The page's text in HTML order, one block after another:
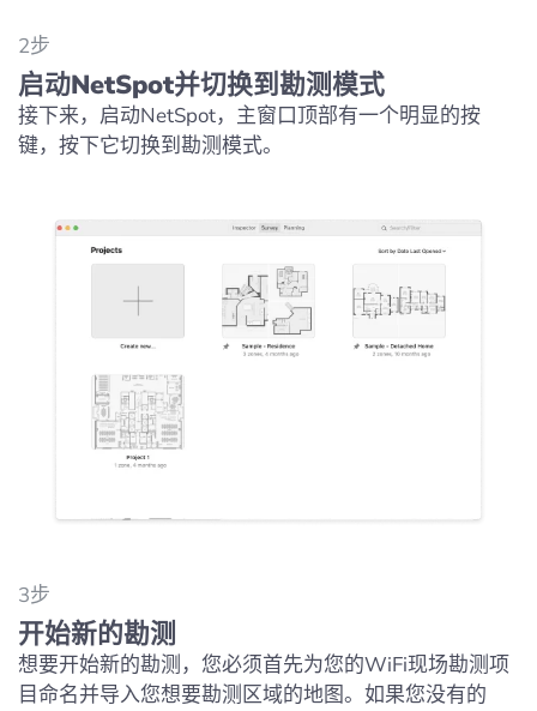
2步
启动NetSpot并切换到勘测模式
接下来，启动NetSpot，主窗口顶部有一个明显的按
键，按下它切换到勘测模式。
3步
开始新的勘测
想要开始新的勘测，您必须首先为您的WiFi现场勘测项
目命名并导入您想要勘测区域的地图。如果您没有的